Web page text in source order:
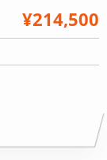
¥214,500